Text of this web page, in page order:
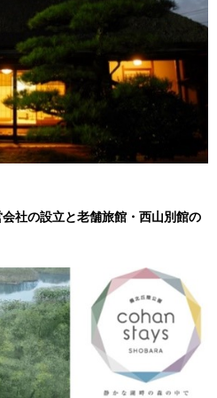
社の設立と老舗旅館・西山別館の